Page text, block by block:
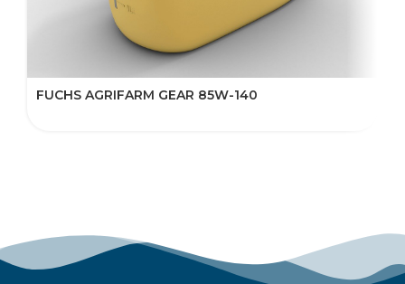
FUCHS AGRIFARM GEAR 85W-140